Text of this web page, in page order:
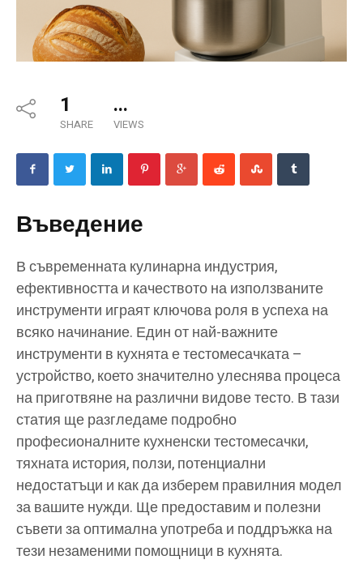
1
SHARE
...
VIEWS
Въведение
В съвременната кулинарна индустрия,
ефективността и качеството на използваните
инструменти играят ключова роля в успеха на
всяко начинание. Един от най-важните
инструменти в кухнята е тестомесачката –
устройство, което значително улеснява процеса
на приготвяне на различни видове тесто. В тази
статия ще разгледаме подробно
професионалните кухненски тестомесачки,
тяхната история, ползи, потенциални
недостатъци и как да изберем правилния модел
за вашите нужди. Ще предоставим и полезни
съвети за оптимална употреба и поддръжка на
тези незаменими помощници в кухнята.